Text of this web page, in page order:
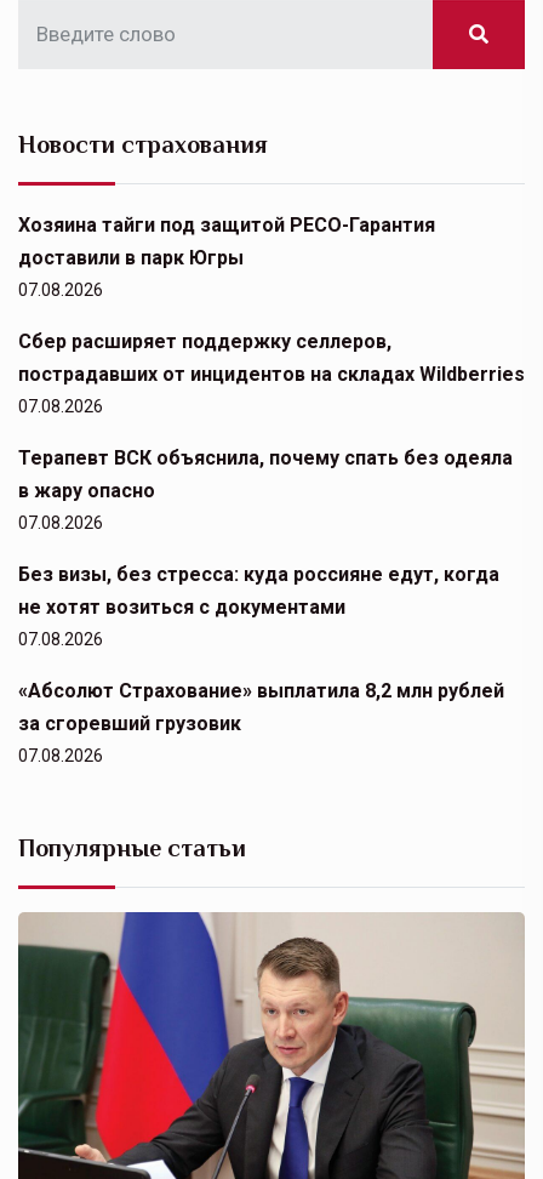
Новости страхования
Хозяина тайги под защитой РЕСО-Гарантия
доставили в парк Югры
07.08.2026
Сбер расширяет поддержку селлеров,
пострадавших от инцидентов на складах Wildberries
07.08.2026
Терапевт ВСК объяснила, почему спать без одеяла
в жару опасно
07.08.2026
Без визы, без стресса: куда россияне едут, когда
не хотят возиться с документами
07.08.2026
«Абсолют Страхование» выплатила 8,2 млн рублей
за сгоревший грузовик
07.08.2026
Популярные статьи